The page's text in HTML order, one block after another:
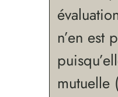
n’en est
mutuelle